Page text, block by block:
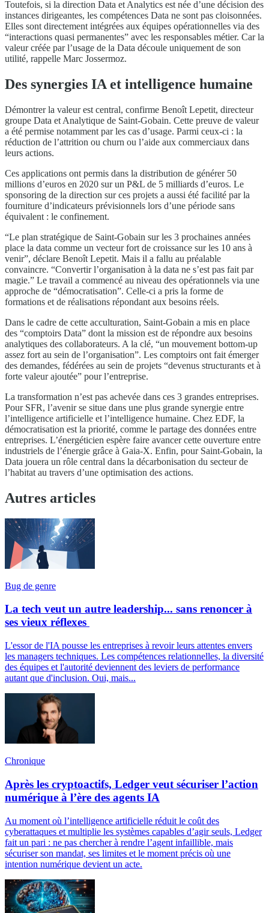
Toutefois, si la direction Data et Analytics est née d’une décision des
instances dirigeantes, les compétences Data ne sont pas cloisonnées.
Elles sont directement intégrées aux équipes opérationnelles via des
“interactions quasi permanentes” avec les responsables métier. Car la
valeur créée par l’usage de la Data découle uniquement de son
utilité, rappelle Marc Jossermoz.
Des synergies IA et intelligence humaine
Démontrer la valeur est central, confirme Benoît Lepetit, directeur
groupe Data et Analytique de Saint-Gobain. Cette preuve de valeur
a été permise notamment par les cas d’usage. Parmi ceux-ci : la
réduction de l’attrition ou churn ou l’aide aux commerciaux dans
leurs actions.
Ces applications ont permis dans la distribution de générer 50
millions d’euros en 2020 sur un P&L de 5 milliards d’euros. Le
sponsoring de la direction sur ces projets a aussi été facilité par la
fourniture d’indicateurs prévisionnels lors d’une période sans
équivalent : le confinement.
“Le plan stratégique de Saint-Gobain sur les 3 prochaines années
place la data comme un vecteur fort de croissance sur les 10 ans à
venir”, déclare Benoît Lepetit. Mais il a fallu au préalable
convaincre. “Convertir l’organisation à la data ne s’est pas fait par
magie.” Le travail a commencé au niveau des opérationnels via une
approche de “démocratisation”. Celle-ci a pris la forme de
formations et de réalisations répondant aux besoins réels.
Dans le cadre de cette acculturation, Saint-Gobain a mis en place
des “comptoirs Data” dont la mission est de répondre aux besoins
analytiques des collaborateurs. A la clé, “un mouvement bottom-up
assez fort au sein de l’organisation”. Les comptoirs ont fait émerger
des demandes, fédérées au sein de projets “devenus structurants et à
forte valeur ajoutée” pour l’entreprise.
La transformation n’est pas achevée dans ces 3 grandes entreprises.
Pour SFR, l’avenir se situe dans une plus grande synergie entre
l’intelligence artificielle et l’intelligence humaine. Chez EDF, la
démocratisation est la priorité, comme le partage des données entre
entreprises. L’énergéticien espère faire avancer cette ouverture entre
industriels de l’énergie grâce à Gaia-X. Enfin, pour Saint-Gobain, la
Data jouera un rôle central dans la décarbonisation du secteur de
l’habitat au travers d’une optimisation des actions.
Autres articles
Bug de genre
La tech veut un autre leadership... sans renoncer à
ses vieux réflexes
L'essor de l'IA pousse les entreprises à revoir leurs attentes envers
les managers techniques. Les compétences relationnelles, la diversité
des équipes et l'autorité deviennent des leviers de performance
autant que d'inclusion. Oui, mais...
Chronique
Après les cryptoactifs, Ledger veut sécuriser l’action
numérique à l’ère des agents IA
Au moment où l’intelligence artificielle réduit le coût des
cyberattaques et multiplie les systèmes capables d’agir seuls, Ledger
fait un pari : ne pas chercher à rendre l’agent infaillible, mais
sécuriser son mandat, ses limites et le moment précis où une
intention numérique devient un acte.